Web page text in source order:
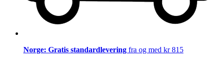
Norge: Gratis standardlevering fra og med kr 815